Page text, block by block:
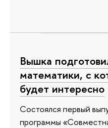
Вышка
математики, с
будет интересно
Состоялся первый
программы